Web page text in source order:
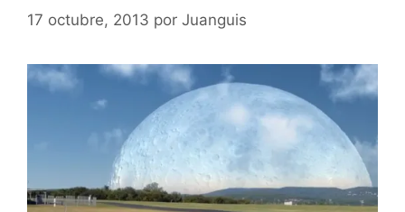
17 octubre, 2013 por Juanguis